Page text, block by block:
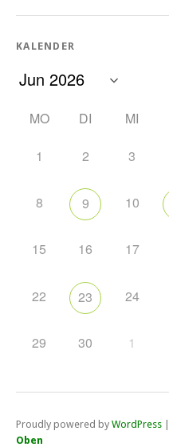
KALENDER
MO DI MI
1 2 3
8 9 10
15 16 17
22 23 24
29 30 1
Proudly powered by WordPress
Oben